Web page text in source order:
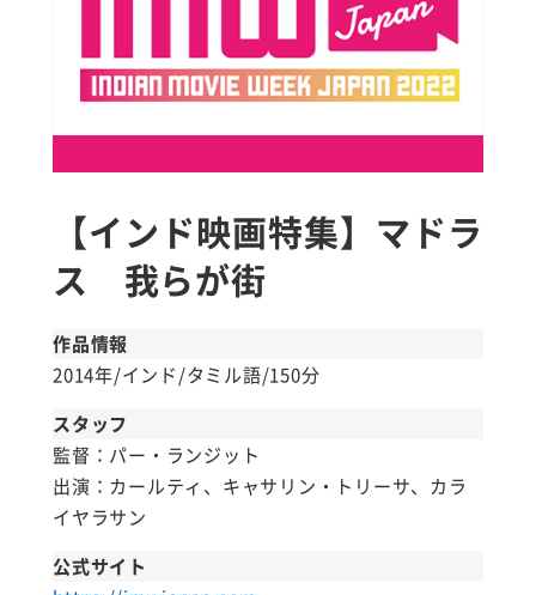
【インド映画特集】マドラ
ス 我らが街
作品情報
2014年/インド/タミル語/150分
スタッフ
監督：パー・ランジット
出演：カールティ、キャサリン・トリーサ、カラ
イヤラサン
公式サイト